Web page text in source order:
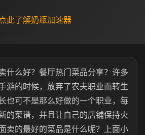
此了解奶瓶加速器
什么好？餐厅热门菜品分享？许多
游的时候，放弃了农夫职业而转生
也可不是那么好做的一个职业，每
的菜谱，并且让自己的店铺保持火
卖的最好的菜品是什么呢？上面小